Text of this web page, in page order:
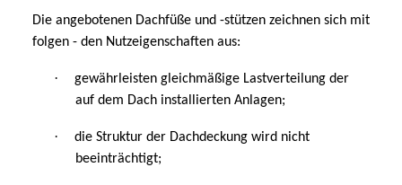
Die angebotenen Dachfüße und -stützen zeichnen sich mit
folgen - den Nutzeigenschaften aus:
·
gewährleisten gleichmäßige Lastverteilung der
auf dem Dach installierten Anlagen;
·
die Struktur der Dachdeckung wird nicht
beeinträchtigt;